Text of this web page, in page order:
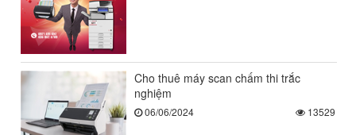
Cho thuê máy scan chấm thi trắc
nghiệm
06/06/2024 13529